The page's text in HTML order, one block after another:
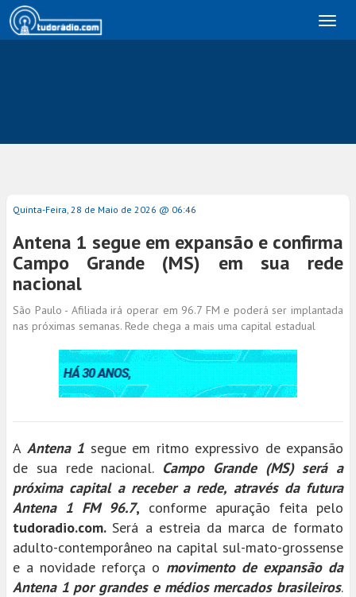
Quinta-Feira, 28 de Maio de 2026 @ 06:46
Antena 1 segue em expansão e confirma
Campo Grande (MS) em sua rede
nacional
São Paulo - Afiliada irá operar em 96.7 FM e poderá ser implantada
nas próximas semanas. Rede chega a mais uma capital estadual
A Antena 1 segue em ritmo expressivo de expansão
de sua rede nacional. Campo Grande (MS) será a
próxima capital a receber a rede, através da futura
Antena 1 FM 96.7, conforme apuração feita pelo
tudoradio.com. Será a estreia da marca de formato
adulto-contemporâneo na capital sul-mato-grossense
e a novidade reforça o movimento de expansão da
Antena 1 por grandes e médios mercados brasileiros.